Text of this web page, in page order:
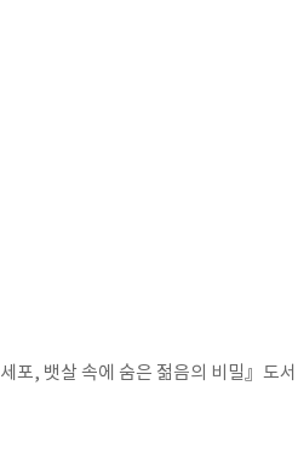
세포, 뱃살 속에 숨은 젊음의 비밀』도